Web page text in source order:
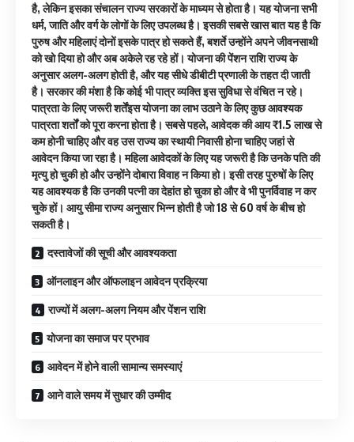
है, लेकिन इसका संचालन राज्य सरकारों के माध्यम से होता है। यह योजना सभी
धर्म, जाति और वर्ग के लोगों के लिए उपलब्ध है। इसकी सबसे खास बात यह है कि
पुरुष और महिलाएं दोनों इसके पात्र हो सकते हैं, बशर्ते उन्होंने अपने जीवनसाथी
को खो दिया हो और अब अकेले रह रहे हों। योजना की पेंशन राशि राज्य के
अनुसार अलग-अलग होती है, और यह सीधे डीबीटी प्रणाली के तहत दी जाती
है। सरकार की मंशा है कि कोई भी पात्र व्यक्ति इस सुविधा से वंचित न रहे।
पात्रता के लिए जरूरी शर्तेंइस योजना का लाभ उठाने के लिए कुछ आवश्यक
पात्रता शर्तों को पूरा करना होता है। सबसे पहले, आवेदक की आय ₹1.5 लाख से
कम होनी चाहिए और वह उस राज्य का स्थायी निवासी होना चाहिए जहां से
आवेदन किया जा रहा है। महिला आवेदकों के लिए यह जरूरी है कि उनके पति की
मृत्यु हो चुकी हो और उन्होंने दोबारा विवाह न किया हो। इसी तरह पुरुषों के लिए
यह आवश्यक है कि उनकी पत्नी का देहांत हो चुका हो और वे भी पुनर्विवाह न कर
चुके हों। आयु सीमा राज्य अनुसार भिन्न होती है जो 18 से 60 वर्ष के बीच हो
सकती है।
दस्तावेजों की सूची और आवश्यकता
ऑनलाइन और ऑफलाइन आवेदन प्रक्रिया
राज्यों में अलग-अलग नियम और पेंशन राशि
योजना का समाज पर प्रभाव
आवेदन में होने वाली सामान्य समस्याएं
आने वाले समय में सुधार की उम्मीद